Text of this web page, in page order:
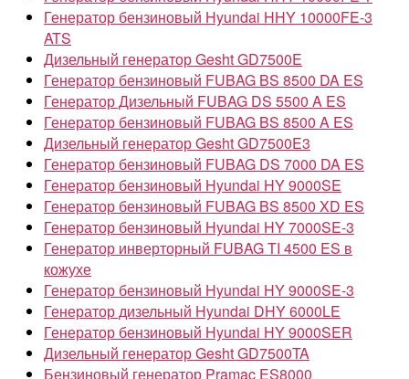
Генератор бензиновый Hyundai HHY 10000FE-3
ATS
Дизельный генератор Gesht GD7500E
Генератор бензиновый FUBAG BS 8500 DA ES
Генератор Дизельный FUBAG DS 5500 A ES
Генератор бензиновый FUBAG BS 8500 A ES
Дизельный генератор Gesht GD7500E3
Генератор бензиновый FUBAG DS 7000 DA ES
Генератор бензиновый Hyundai HY 9000SE
Генератор бензиновый FUBAG BS 8500 XD ES
Генератор бензиновый Hyundai HY 7000SE-3
Генератор инверторный FUBAG TI 4500 ES в
кожухе
Генератор бензиновый Hyundai HY 9000SE-3
Генератор дизельный Hyundai DHY 6000LE
Генератор бензиновый Hyundai HY 9000SER
Дизельный генератор Gesht GD7500TA
Бензиновый генератор Pramac ES8000